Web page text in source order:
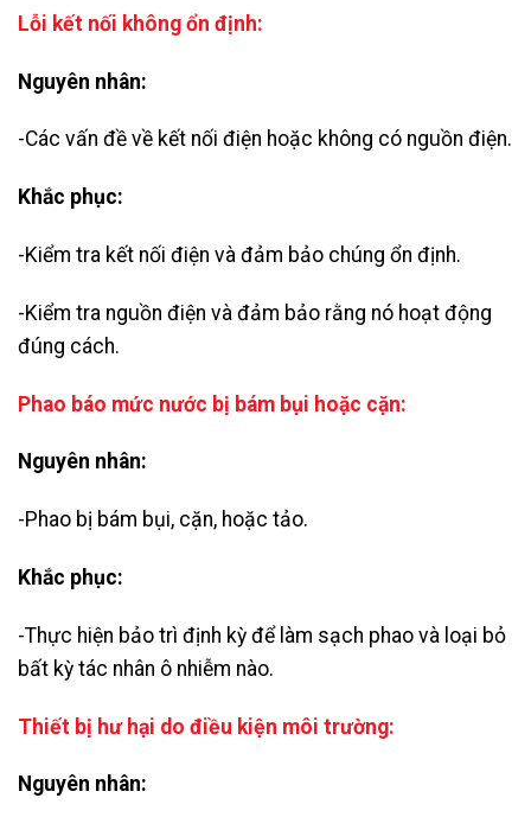
Lỗi kết nối không ổn định:
Nguyên nhân:
-Các vấn đề về kết nối điện hoặc không có nguồn điện.
Khắc phục:
-Kiểm tra kết nối điện và đảm bảo chúng ổn định.
-Kiểm tra nguồn điện và đảm bảo rằng nó hoạt động
đúng cách.
Phao báo mức nước bị bám bụi hoặc cặn:
Nguyên nhân:
-Phao bị bám bụi, cặn, hoặc tảo.
Khắc phục:
-Thực hiện bảo trì định kỳ để làm sạch phao và loại bỏ
bất kỳ tác nhân ô nhiễm nào.
Thiết bị hư hại do điều kiện môi trường:
Nguyên nhân: